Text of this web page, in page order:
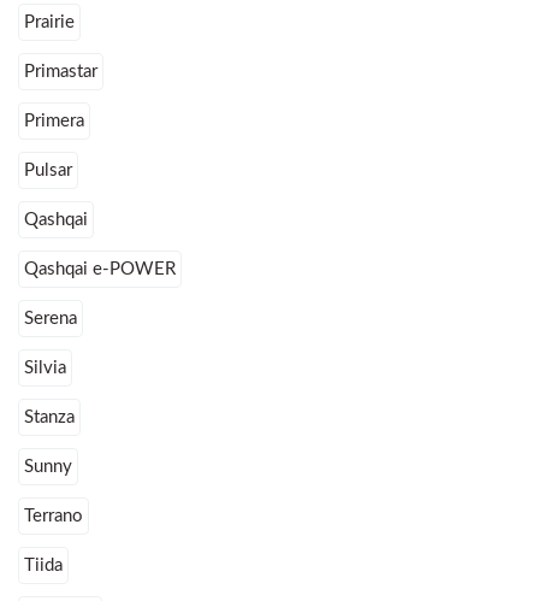
Prairie
Primastar
Primera
Pulsar
Qashqai
Qashqai e-POWER
Serena
Silvia
Stanza
Sunny
Terrano
Tiida